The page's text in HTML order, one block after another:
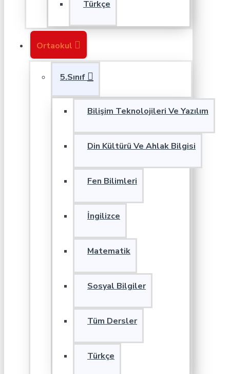
Türkçe
Ortaokul
5.Sınıf
Bilişim Teknolojileri Ve Yazılım
Din Kültürü Ve Ahlak Bilgisi
Fen Bilimleri
İngilizce
Matematik
Sosyal Bilgiler
Tüm Dersler
Türkçe